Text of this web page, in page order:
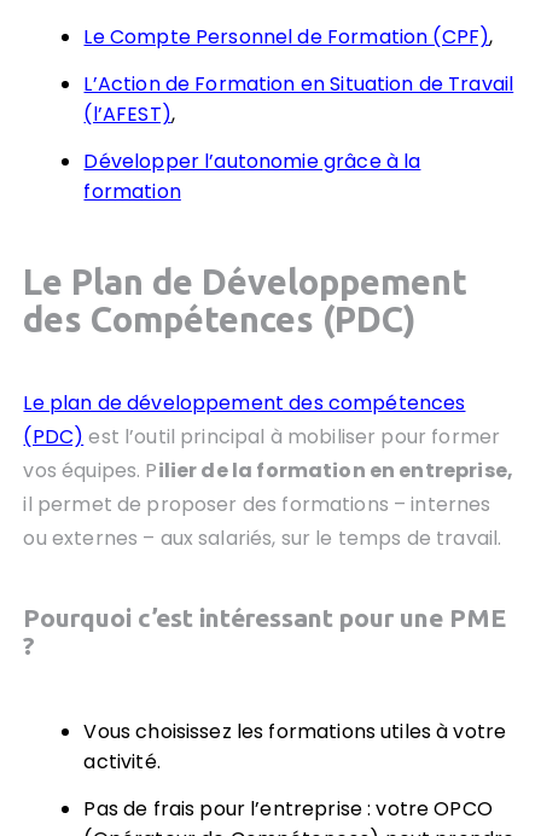
Le Compte Personnel de Formation (CPF),
L’Action de Formation en Situation de Travail
(l’AFEST),
Développer l’autonomie grâce à la
formation
Le Plan de Développement
des Compétences (PDC)
Le plan de développement des compétences
(PDC) est l’outil principal à mobiliser pour former
vos équipes. Pilier de la formation en entreprise,
il permet de proposer des formations – internes
ou externes – aux salariés, sur le temps de travail.
Pourquoi c’est intéressant pour une PME
?
Vous choisissez les formations utiles à votre
activité.
Pas de frais pour l’entreprise : votre OPCO